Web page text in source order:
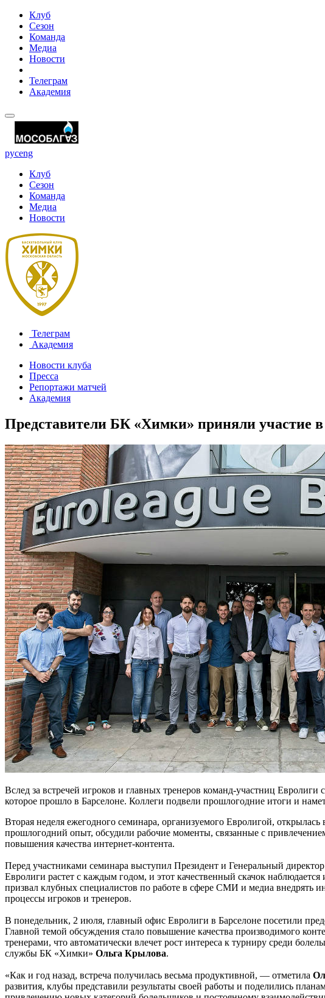
Клуб
Сезон
Команда
Медиа
Новости
Телеграм
Академия
русeng
Клуб
Сезон
Команда
Медиа
Новости
Телеграм
Академия
Новости клуба
Пресса
Репортажи матчей
Академия
Представители БК «Химки» приняли участие
Вслед за встречей игроков и главных тренеров команд-участниц Евролиги
которое прошло в Барселоне. Коллеги подвели прошлогодние итоги и
Вторая неделя ежегодного семинара, организуемого Евролигой,
прошлогодний опыт, обсудили рабочие моменты, связанные с
повышения качества интернет-контента.
Перед участниками семинара выступил Президент и Генеральный
Евролиги растет с каждым годом, и этот качественный скачок
призвал клубных специалистов по работе в сфере СМИ и медиа внедрять
процессы игроков и тренеров.
В понедельник, 2 июля, главный офис Евролиги в Барселоне посетили
Главной темой обсуждения стало повышение качества производимого
тренерами, что автоматически влечет рост интереса к турниру среди
службы БК «Химки» Ольга Крылова.
«Как и год назад, встреча получилась весьма продуктивной, — отметила
развития, клубы представили результаты своей работы и поделились